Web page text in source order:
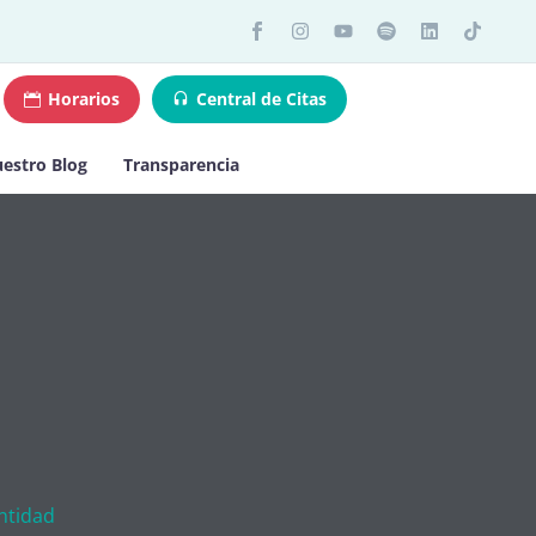
Horarios Central de Citas
Blog Transparencia